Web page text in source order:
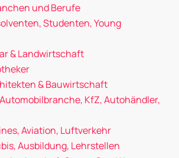
und Berufe
Studenten, Young
& Landwirtschaft
& Bauwirtschaft
KfZ, Autohändler,
Aviation, Luftverkehr
Ausbildung, Lehrstellen